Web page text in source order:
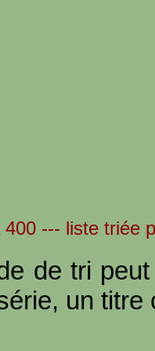
400 --- liste triée
de tri
un titre